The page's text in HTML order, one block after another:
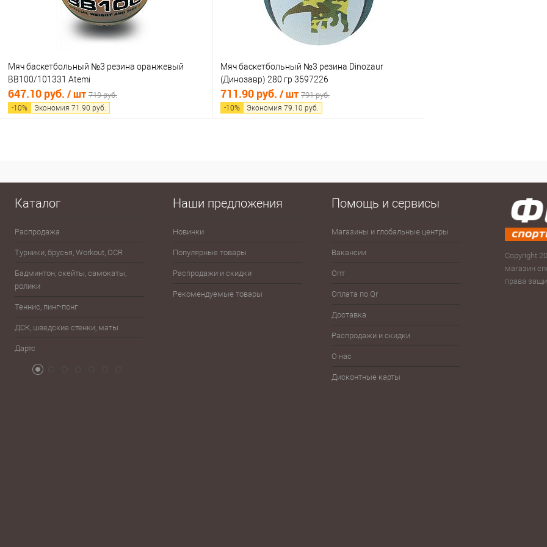
Мяч баскетбольный №3 резина оранжевый
BB100/101331 Atemi
647.10 руб. / шт 719 руб.
-10% Экономия 71.90 руб.
Мяч баскетбольный №3 резина Dinozaur
(Динозавр) 280 гр 3597226
711.90 руб. / шт 791 руб.
-10% Экономия 79.10 руб.
Каталог
Распродажа
Турники, брусья, Workout, OCR
Бадминтон, скейты, самокаты,
ролики
Теннис, пинг-понг
ДСК, шведские стенки, маты
Дартс
Эспандеры
Шахматы, шашки, лото, домино,
Зима
Спортпит, бутылки, шейкеры
Наши предложения
Новинки
Популярные товары
Распродажи и скидки
Рекомендуемые товары
Помощь и сервисы
Магазины и глобальные центры
Вакансии
Опт
Оплата по Qr
Доставка
Распродажи и скидки
О нас
Дисконтные карты
Copyright
магазин
права